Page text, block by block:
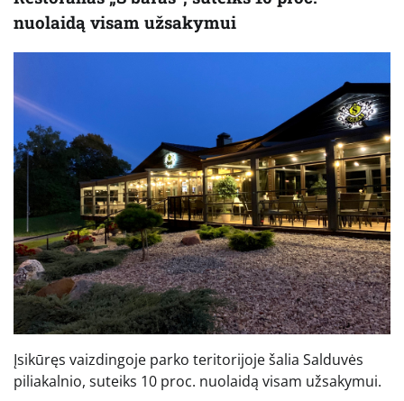
nuolaidą visam užsakymui
Įsikūręs vaizdingoje parko teritorijoje šalia Salduvės
piliakalnio, suteiks 10 proc. nuolaidą visam užsakymui.